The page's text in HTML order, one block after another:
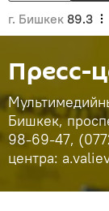
г. Бишкек 89.3
Пресс-
Бишкек,
98-69-47,
центра: